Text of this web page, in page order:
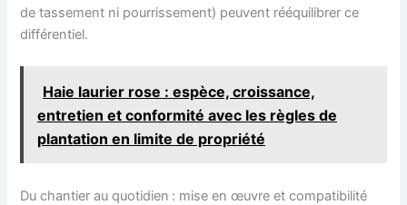
de tassement ni pourrissement) peuvent rééquilibrer ce
différentiel.
Haie laurier rose : espèce, croissance,
entretien et conformité avec les règles de
plantation en limite de propriété
Du chantier au quotidien : mise en œuvre et compatibilité